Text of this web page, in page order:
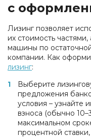
с
Лизинг позволяет
их стоимость
машины по
компании. Как
лизинг:
Выберите
предложения
условия – узнайте
взноса (обычно
максимальном
процентной